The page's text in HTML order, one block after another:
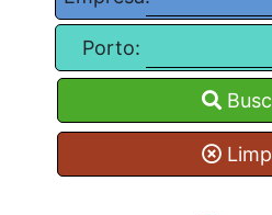
Porto: